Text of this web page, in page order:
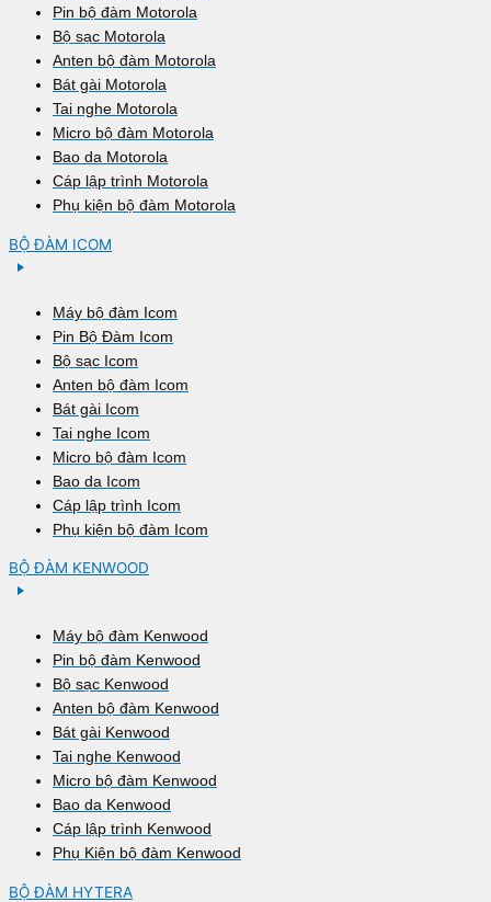
Pin bộ đàm Motorola
Bộ sạc Motorola
Anten bộ đàm Motorola
Bát gài Motorola
Tai nghe Motorola
Micro bộ đàm Motorola
Bao da Motorola
Cáp lập trình Motorola
Phụ kiện bộ đàm Motorola
BỘ ĐÀM ICOM
Máy bộ đàm Icom
Pin Bộ Đàm Icom
Bộ sạc Icom
Anten bộ đàm Icom
Bát gài Icom
Tai nghe Icom
Micro bộ đàm Icom
Bao da Icom
Cáp lập trình Icom
Phụ kiện bộ đàm Icom
BỘ ĐÀM KENWOOD
Máy bộ đàm Kenwood
Pin bộ đàm Kenwood
Bộ sạc Kenwood
Anten bộ đàm Kenwood
Bát gài Kenwood
Tai nghe Kenwood
Micro bộ đàm Kenwood
Bao da Kenwood
Cáp lập trình Kenwood
Phụ Kiện bộ đàm Kenwood
BỘ ĐÀM HYTERA